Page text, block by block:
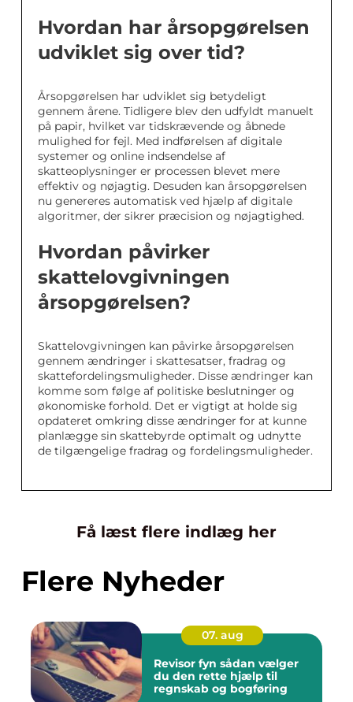
Hvordan har årsopgørelsen
udviklet sig over tid?
Årsopgørelsen har udviklet sig betydeligt
gennem årene. Tidligere blev den udfyldt manuelt
på papir, hvilket var tidskrævende og åbnede
mulighed for fejl. Med indførelsen af digitale
systemer og online indsendelse af
skatteoplysninger er processen blevet mere
effektiv og nøjagtig. Desuden kan årsopgørelsen
nu genereres automatisk ved hjælp af digitale
algoritmer, der sikrer præcision og nøjagtighed.
Hvordan påvirker
skattelovgivningen
årsopgørelsen?
Skattelovgivningen kan påvirke årsopgørelsen
gennem ændringer i skattesatser, fradrag og
skattefordelingsmuligheder. Disse ændringer kan
komme som følge af politiske beslutninger og
økonomiske forhold. Det er vigtigt at holde sig
opdateret omkring disse ændringer for at kunne
planlægge sin skattebyrde optimalt og udnytte
de tilgængelige fradrag og fordelingsmuligheder.
Få læst flere indlæg her
Flere Nyheder
07. aug
Revisor fyn sådan vælger
du den rette hjælp til
regnskab og bogføring